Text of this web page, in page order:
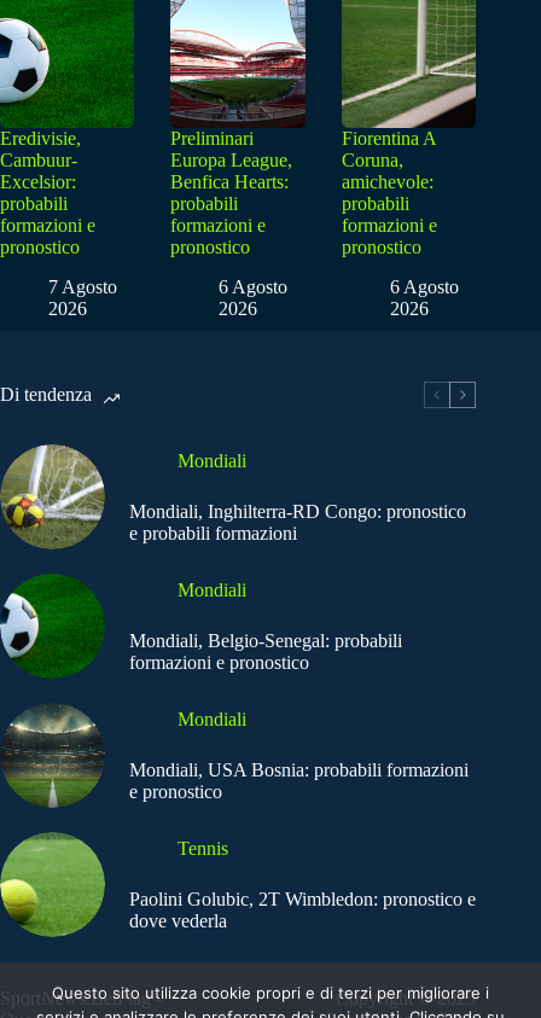
Eredivisie,
Cambuur-
Excelsior:
probabili
formazioni e
pronostico
7 Agosto
2026
Preliminari
Europa League,
Benfica Hearts:
probabili
formazioni e
pronostico
6 Agosto
2026
Fiorentina A
Coruna,
amichevole:
probabili
formazioni e
pronostico
6 Agosto
2026
Di tendenza
Mondiali
Mondiali, Inghilterra-RD Congo: pronostico
e probabili formazioni
Mondiali
Mondiali, Belgio-Senegal: probabili
formazioni e pronostico
Mondiali
Mondiali, USA Bosnia: probabili formazioni
e pronostico
Tennis
Paolini Golubic, 2T Wimbledon: pronostico e
dove vederla
SportNews.BetFlag -
Copyright © 2025
Questo sito utilizza cookie propri e di terzi per migliorare i